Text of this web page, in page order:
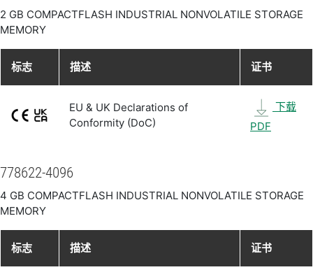
2 GB COMPACTFLASH INDUSTRIAL NONVOLATILE STORAGE
MEMORY
标志 描述 证书
EU & UK Declarations of
Conformity (DoC)
下载
PDF
778622-4096
4 GB COMPACTFLASH INDUSTRIAL NONVOLATILE STORAGE
MEMORY
标志 描述 证书